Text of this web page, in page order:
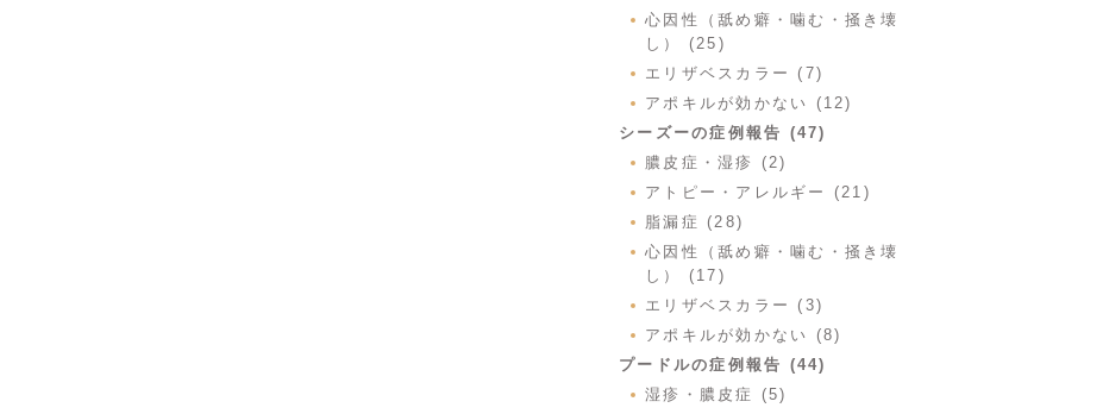
心因性（舐め癖・噛む・掻き壊
し） (25)
エリザベスカラー (7)
アポキルが効かない (12)
シーズーの症例報告 (47)
膿皮症・湿疹 (2)
アトピー・アレルギー (21)
脂漏症 (28)
心因性（舐め癖・噛む・掻き壊
し） (17)
エリザベスカラー (3)
アポキルが効かない (8)
プードルの症例報告 (44)
湿疹・膿皮症 (5)